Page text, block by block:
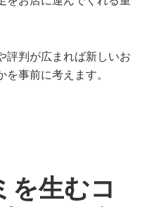
評判が広まれば新しいお
を事前に考えます。
を生むコ